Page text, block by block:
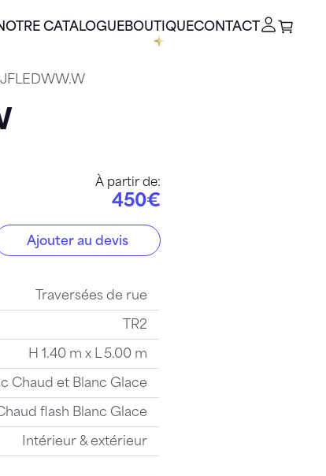
CATALOGUEBOUTIQUECONTACT
À partir de:
450€
Ajouter au devis
Traversées de rue
TR2
H 1.40 m x L 5.00 m
Chaud et Blanc Glace
flash Blanc Glace
Intérieur & extérieur